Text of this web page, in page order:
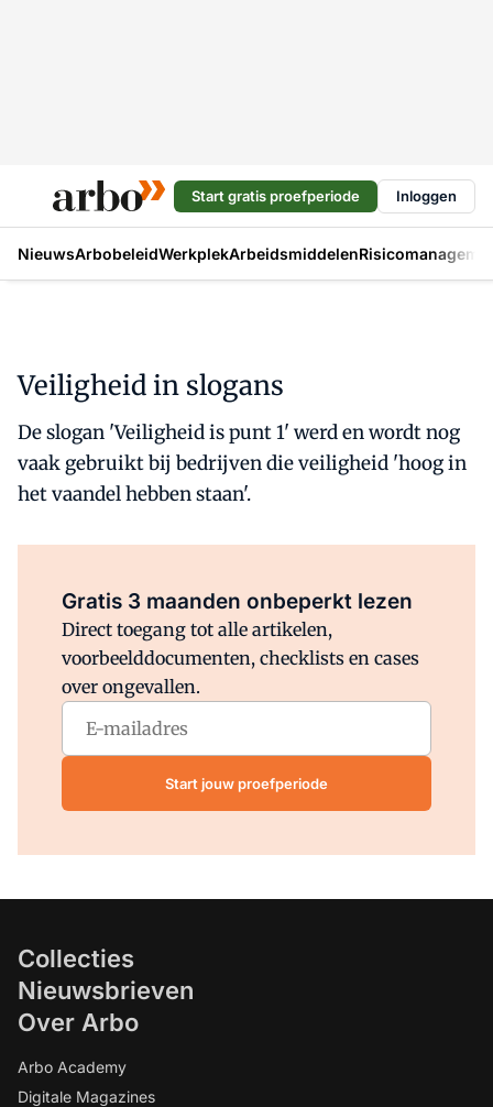
Start gratis proefperiode Inloggen
NieuwsArbobeleidWerkplekArbeidsmiddelen
Veiligheid in slogans
De slogan 'Veiligheid is punt 1' werd en wordt nog
vaak gebruikt bij bedrijven die veiligheid 'hoog in
het vaandel hebben staan'.
Gratis 3 maanden onbeperkt lezen
Direct toegang tot alle artikelen,
voorbeelddocumenten, checklists en cases
over ongevallen.
Start jouw proefperiode
Collecties
Nieuwsbrieven
Over Arbo
Arbo Academy
Digitale Magazines